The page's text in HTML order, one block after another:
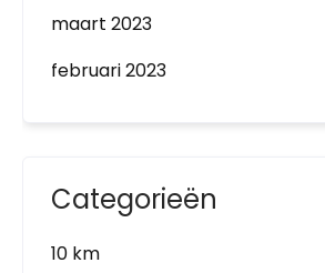
maart 2023
februari 2023
Categorieën
10 km